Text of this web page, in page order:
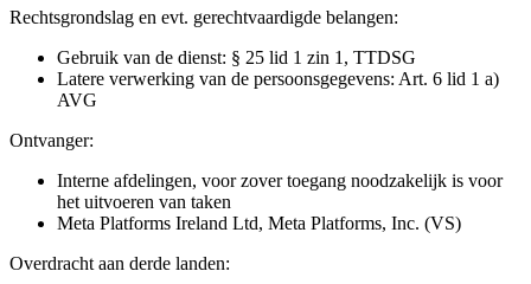
Rechtsgrondslag en evt. gerechtvaardigde belangen:
Gebruik van de dienst: § 25 lid 1 zin 1, TTDSG
Latere verwerking van de persoonsgegevens: Art. 6 lid 1 a)
AVG
Ontvanger:
Interne afdelingen, voor zover toegang noodzakelijk is voor
het uitvoeren van taken
Meta Platforms Ireland Ltd, Meta Platforms, Inc. (VS)
Overdracht aan derde landen: